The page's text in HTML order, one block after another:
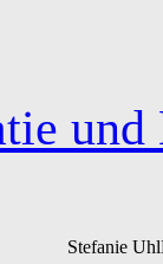
und
Stefanie